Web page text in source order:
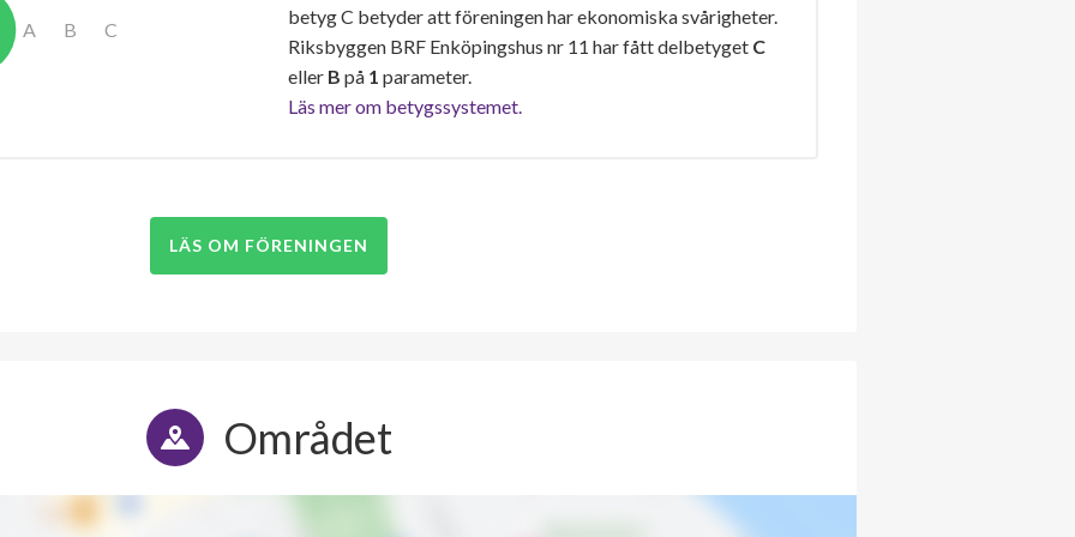
betyg C betyder att föreningen har ekonomiska svårigheter.
Riksbyggen BRF Enköpingshus nr 11 har fått delbetyget C
eller B på 1 parameter.
Läs mer om betygssystemet.
LÄS OM FÖRENINGEN
Området